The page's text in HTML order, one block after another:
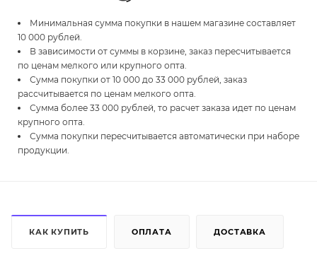
Минимальная сумма покупки в нашем магазине составляет
10 000 рублей.
В зависимости от суммы в корзине, заказ пересчитывается
по ценам мелкого или крупного опта.
Сумма покупки от 10 000 до 33 000 рублей, заказ
рассчитывается по ценам мелкого опта.
Сумма более 33 000 рублей, то расчет заказа идет по ценам
крупного опта.
Сумма покупки пересчитывается автоматически при наборе
продукции.
КАК КУПИТЬ ОПЛАТА ДОСТАВКА